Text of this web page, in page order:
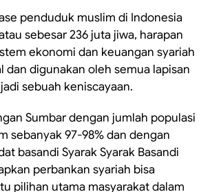
penduduk muslim di Indonesia
sebesar 236 juta jiwa, harapan
ekonomi dan keuangan syariah
dan digunakan oleh semua lapisan
sebuah keniscayaan.
Sumbar dengan jumlah populasi
sebanyak 97-98% dan dengan
basandi Syarak Syarak Basandi
perbankan syariah bisa
pilihan utama masyarakat dalam